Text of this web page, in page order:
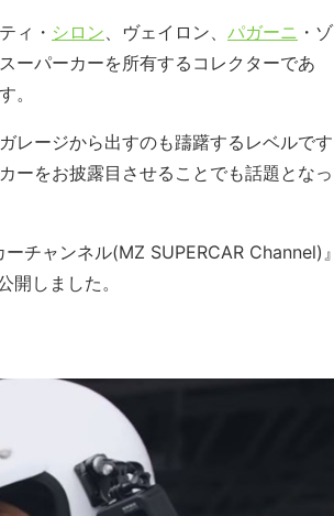
ィ・ シロン 、ヴェイロン、 パガーニ ・ゾ
ーパーカーを所有するコレクターであ
。
レージから出すのも躊躇するレベルです
ーをお披露目させることでも話題となっ
チャンネル(MZ SUPERCAR Channel)』
しました。